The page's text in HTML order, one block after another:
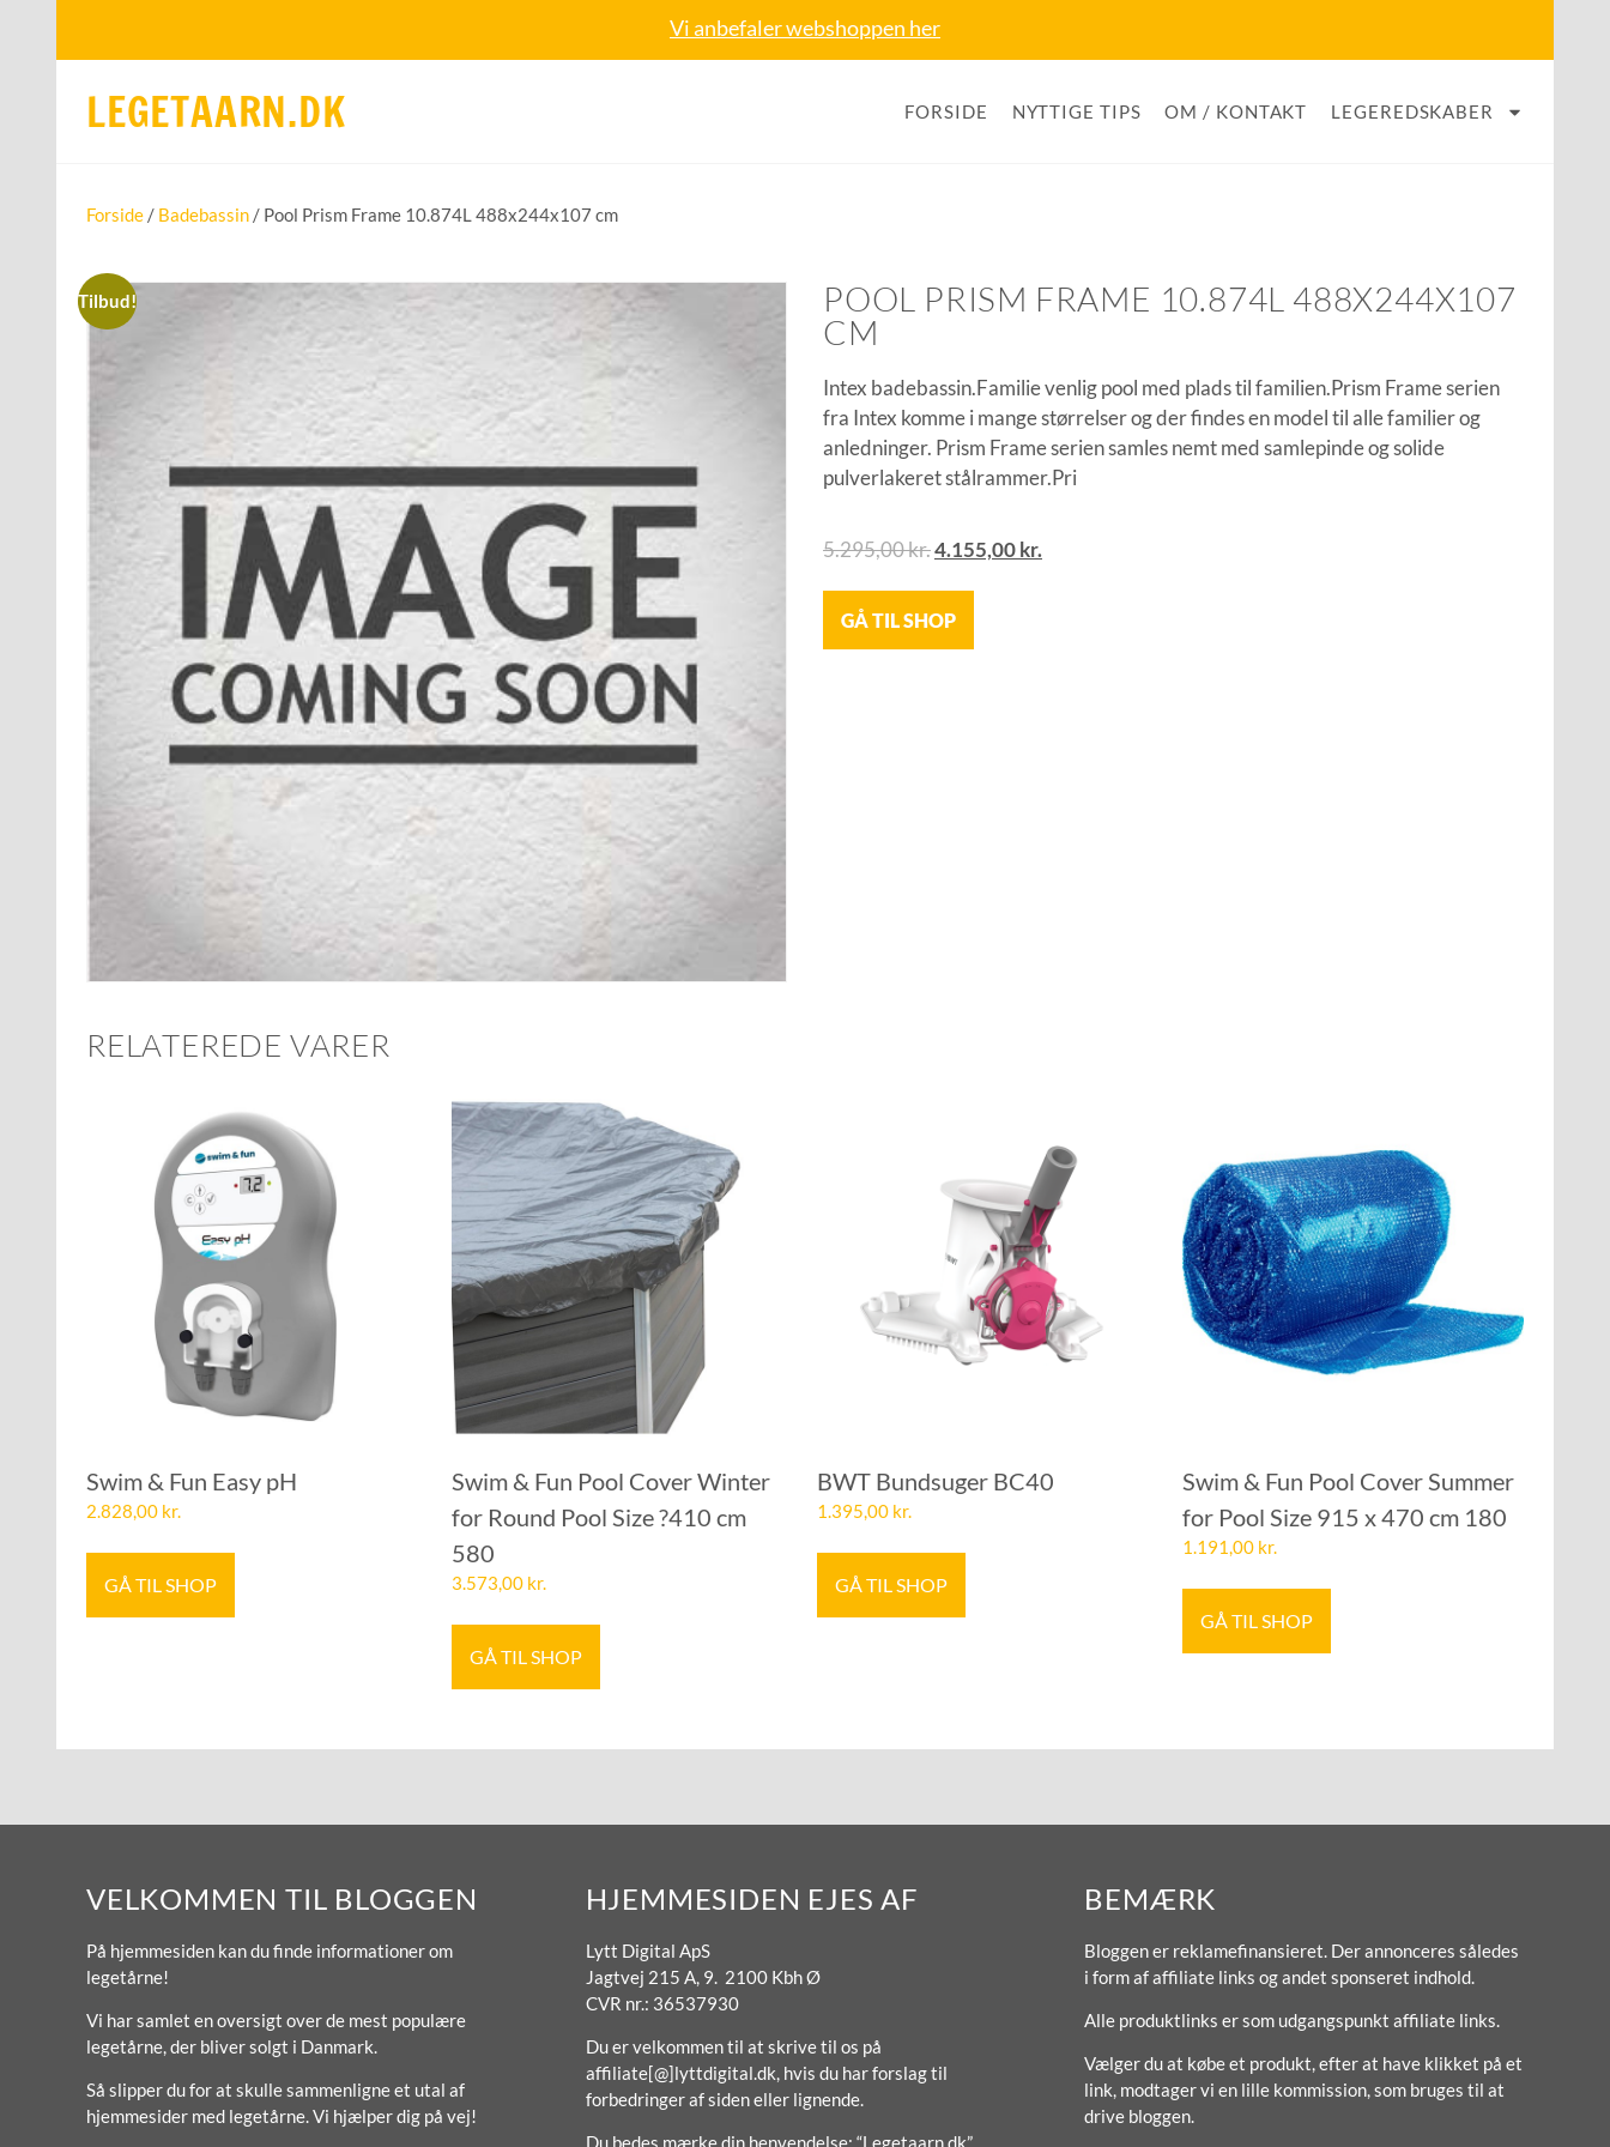
Vi anbefaler webshoppen her
LEGETAARN.DK FORSIDE NYTTIGE TIPS OM / KONTAKT LEGEREDSKABER
Forside / Badebassin / Pool Prism Frame 10.874L 488x244x107 cm
Tilbud!
POOL PRISM FRAME 10.874L 488X244X107
CM
Intex badebassin.Familie venlig pool med plads til familien.Prism Frame serien
fra Intex komme i mange størrelser og der findes en model til alle familier og
anledninger. Prism Frame serien samles nemt med samlepinde og solide
pulverlakeret stålrammer.Pri
5.295,00kr.4.155,00kr.
GÅ TIL SHOP
RELATEREDE VARER
Swim & Fun Easy pH
2.828,00 kr.
GÅ TIL SHOP
Swim & Fun Pool Cover Winter
for Round Pool Size ?410 cm
580
3.573,00 kr.
GÅ TIL SHOP
BWT Bundsuger BC40
1.395,00 kr.
GÅ TIL SHOP
Swim & Fun Pool Cover Summer
for Pool Size 915 x 470 cm 180
1.191,00 kr.
GÅ TIL SHOP
VELKOMMEN TIL BLOGGEN
På hjemmesiden kan du finde informationer om
legetårne!
Vi har samlet en oversigt over de mest populære
legetårne, der bliver solgt i Danmark.
Så slipper du for at skulle sammenligne et utal af
hjemmesider med legetårne. Vi hjælper dig på vej!
HJEMMESIDEN EJES AF
Lytt Digital ApS
Jagtvej 215 A, 9. 2100 Kbh Ø
CVR nr.: 36537930
Du er velkommen til at skrive til os på
affiliate[@]lyttdigital.dk, hvis du har forslag til
forbedringer af siden eller lignende.
BEMÆRK
Bloggen er reklamefinansieret. Der annonceres således
i form af affiliate links og andet sponseret indhold.
Alle produktlinks er som udgangspunkt affiliate links.
Vælger du at købe et produkt, efter at have klikket på et
link, modtager vi en lille kommission, som bruges til at
drive bloggen.